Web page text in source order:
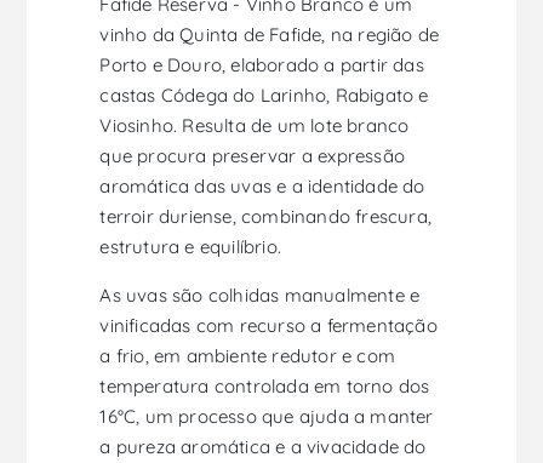
vinho da Quinta de Fafide, na região de
Porto e Douro, elaborado a partir das
castas Códega do Larinho, Rabigato e
Viosinho. Resulta de um lote branco
que procura preservar a expressão
aromática das uvas e a identidade do
terroir duriense, combinando frescura,
estrutura e equilíbrio.
As uvas são colhidas manualmente e
vinificadas com recurso a fermentação
a frio, em ambiente redutor e com
temperatura controlada em torno dos
16°C, um processo que ajuda a manter
a pureza aromática e a vivacidade do